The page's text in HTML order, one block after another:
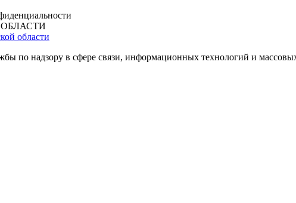
по надзору в сфере связи, информационных технологий и